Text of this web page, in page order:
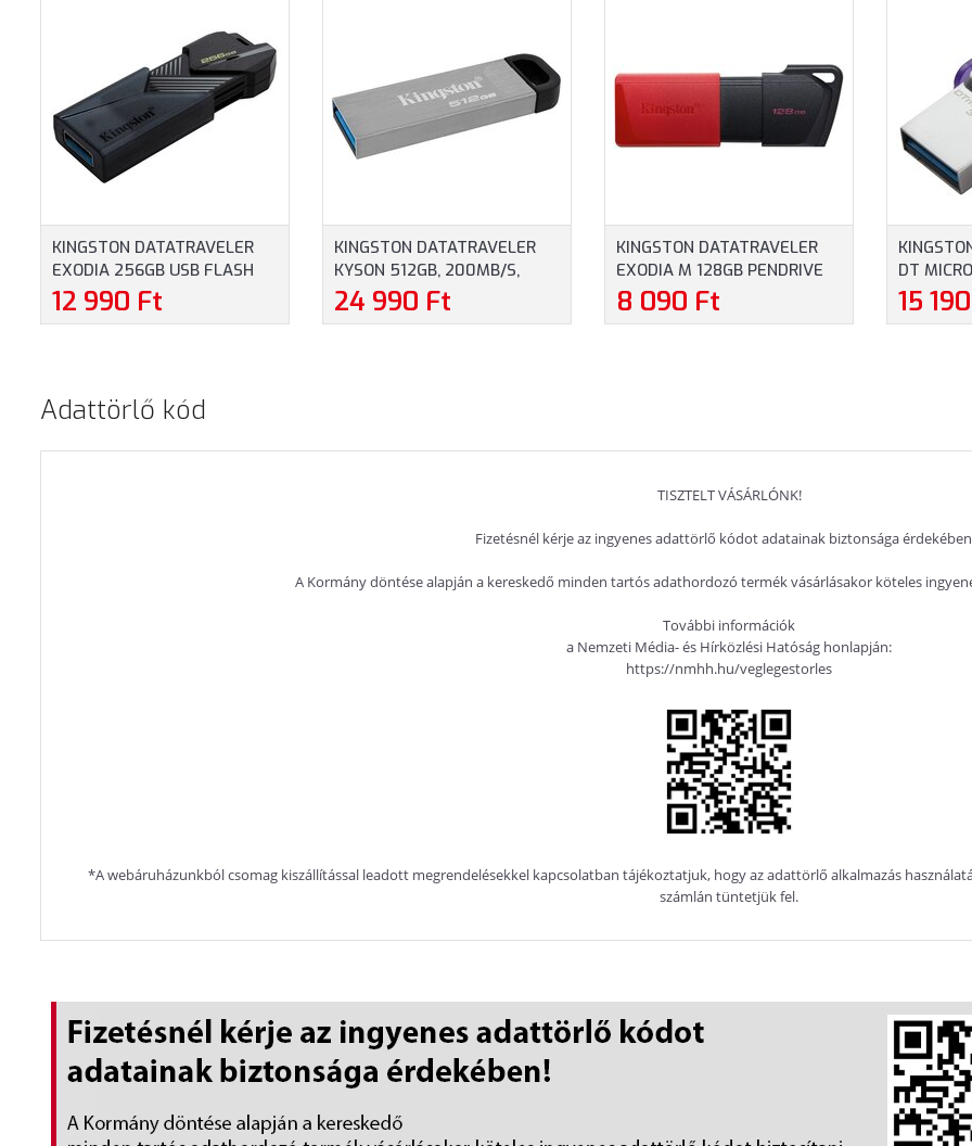
KINGSTON DATATRAVELER
EXODIA 256GB USB FLASH
DRIVE - PENDRIVE
(DTXON/256GB)
12 990 Ft
KINGSTON DATATRAVELER
KYSON 512GB, 200MB/S,
FÉM, USB 3.2 - PENDRIVE
(DTKN/512GB)
24 990 Ft
KINGSTON DATATRAVELER
EXODIA M 128GB PENDRIVE
(DTXM/128GB) - USB FLASH
DRIVE, FEKETE-PIROS SZÍN
8 090 Ft
DT
DUAL
15
Adattörlő kód
TISZTELT VÁSÁRLÓNK!
Fizetésnél kérje az ingyenes adattörlő kódot adatainak biztonsága
A Kormány döntése alapján a kereskedő minden tartós adathordozó termék vásárlásakor köteles
További információk
a Nemzeti Média- és Hírközlési Hatóság honlapján:
https://nmhh.hu/veglegestorles
*A webáruházunkból csomag kiszállítással leadott megrendelésekkel kapcsolatban tájékoztatjuk, hogy az adattörlő alkalmazás
számlán tüntetjük fel.